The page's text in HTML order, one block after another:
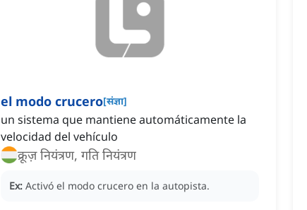
el modo crucero[संज्ञा]
un sistema que mantiene automáticamente la
velocidad del vehículo
क्रूज़ नियंत्रण, गति नियंत्रण
Ex: Activó el modo crucero en la autopista.